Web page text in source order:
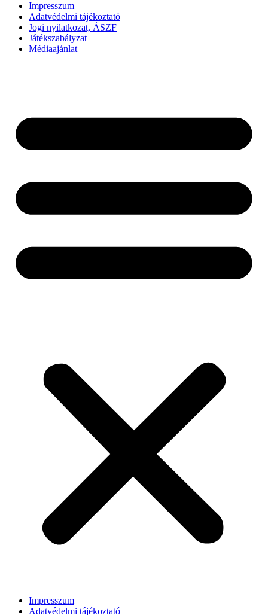
Impresszum
Adatvédelmi tájékoztató
Jogi nyilatkozat, ÁSZF
Játékszabályzat
Médiaajánlat
Impresszum
Adatvédelmi tájékoztató